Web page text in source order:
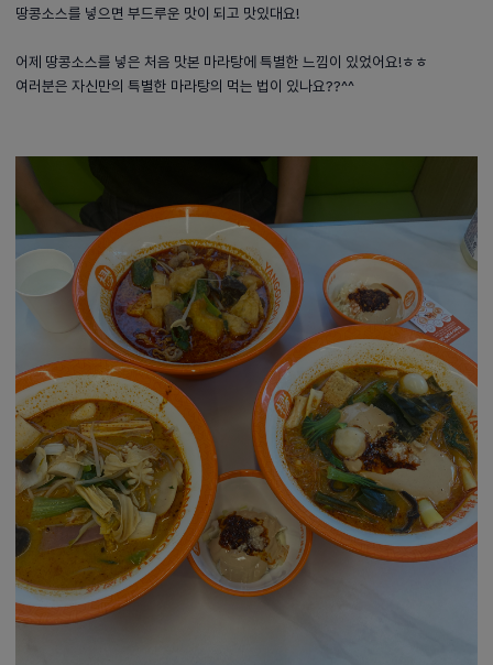
땅콩소스를 넣으면 부드루운 맛이 되고 맛있대요!
어제 땅콩소스를 넣은 처음 맛본 마라탕에 특별한 느낌이 있었어요!ㅎㅎ
여러분은 자신만의 특별한 마라탕의 먹는 법이 있나요??^^